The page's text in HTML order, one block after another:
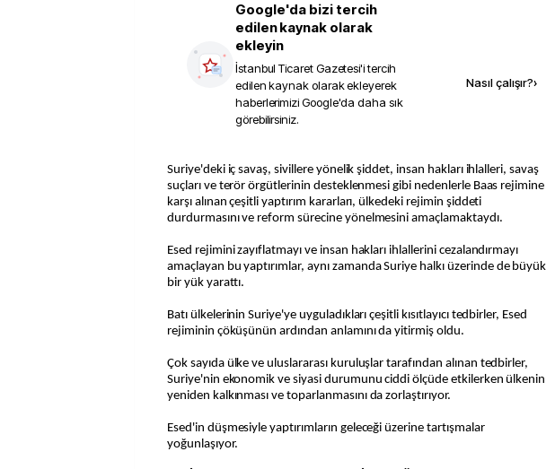
Google'da bizi tercih
edilen kaynak olarak
ekleyin
İstanbul Ticaret Gazetesi'i tercih
edilen kaynak olarak ekleyerek
haberlerimizi Google'da daha sık
görebilirsiniz.
Nasıl çalışır?›
Suriye'deki iç savaş, sivillere yönelik şiddet, insan hakları ihlalleri, savaş
suçları ve terör örgütlerinin desteklenmesi gibi nedenlerle Baas rejimine
karşı alınan çeşitli yaptırım kararları, ülkedeki rejimin şiddeti
durdurmasını ve reform sürecine yönelmesini amaçlamaktaydı.
Esed rejimini zayıflatmayı ve insan hakları ihlallerini cezalandırmayı
amaçlayan bu yaptırımlar, aynı zamanda Suriye halkı üzerinde de büyük
bir yük yarattı.
Batı ülkelerinin Suriye'ye uyguladıkları çeşitli kısıtlayıcı tedbirler, Esed
rejiminin çöküşünün ardından anlamını da yitirmiş oldu.
Çok sayıda ülke ve uluslararası kuruluşlar tarafından alınan tedbirler,
Suriye'nin ekonomik ve siyasi durumunu ciddi ölçüde etkilerken ülkenin
yeniden kalkınması ve toparlanmasını da zorlaştırıyor.
Esed'in düşmesiyle yaptırımların geleceği üzerine tartışmalar
yoğunlaşıyor.